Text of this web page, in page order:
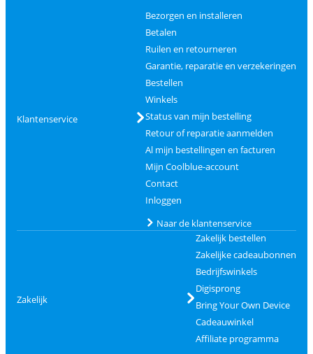
Klantenservice
Bezorgen en installeren
Betalen
Ruilen en retourneren
Garantie, reparatie en verzekeringen
Bestellen
Winkels
Status van mijn bestelling
Retour of reparatie aanmelden
Al mijn bestellingen en facturen
Mijn Coolblue-account
Contact
Inloggen
Naar de klantenservice
Zakelijk
Zakelijk bestellen
Zakelijke cadeaubonnen
Bedrijfswinkels
Digisprong
Bring Your Own Device
Cadeauwinkel
Affiliate programma